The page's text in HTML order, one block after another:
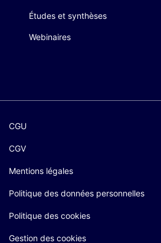
Études et synthèses
Webinaires
CGU
CGV
Mentions légales
Politique des données personnelles
Politique des cookies
Gestion des cookies